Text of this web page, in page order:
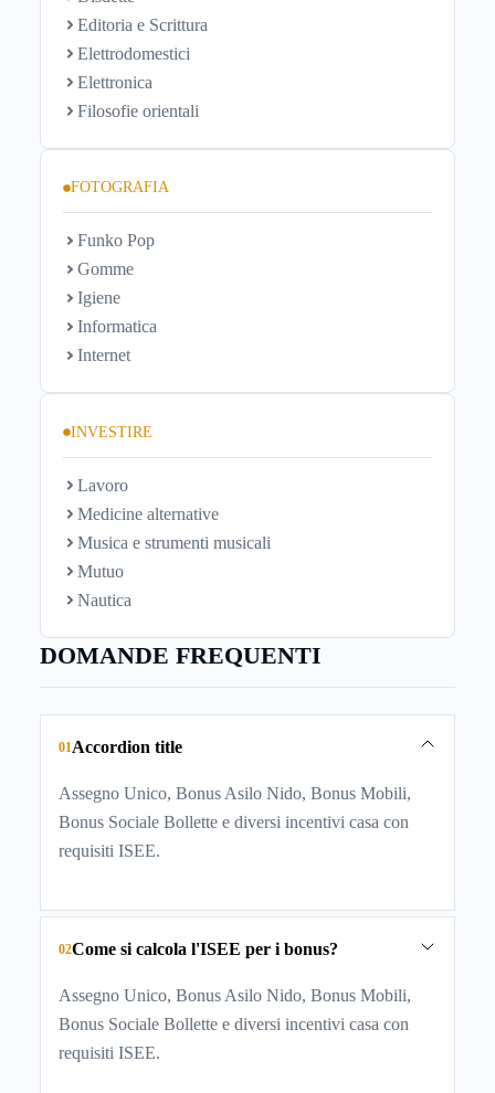
Editoria e Scrittura
Elettrodomestici
Elettronica
Filosofie orientali
FOTOGRAFIA
Funko Pop
Gomme
Igiene
Informatica
Internet
INVESTIRE
Lavoro
Medicine alternative
Musica e strumenti musicali
Mutuo
Nautica
DOMANDE FREQUENTI
01 Accordion title
Assegno Unico, Bonus Asilo Nido, Bonus Mobili,
Bonus Sociale Bollette e diversi incentivi casa con
requisiti ISEE.
02Come si calcola l'ISEE per i bonus?
Assegno Unico, Bonus Asilo Nido, Bonus Mobili,
Bonus Sociale Bollette e diversi incentivi casa con
requisiti ISEE.